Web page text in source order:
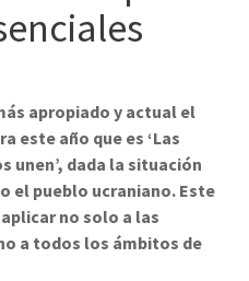
apropiado y actual el
este año que es ‘Las
unen’, dada la situación
el pueblo ucraniano. Este
no solo a las
a todos los ámbitos de